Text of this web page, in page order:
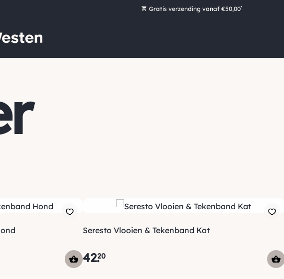
Gratis verzending vanaf €50,00*
Seresto Vlooien & Tekenband Kat
42.20